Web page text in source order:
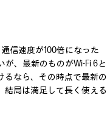
信速度が100倍になった
が、最新のものがWi-Fi 6と
るなら、その時点で最新の
結局は満足して長く使える